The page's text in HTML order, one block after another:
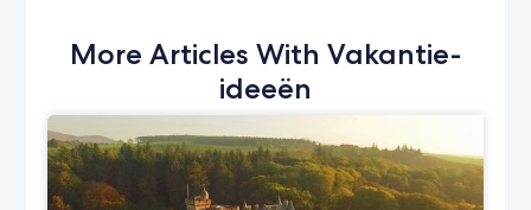
More Articles With Vakantie-
ideeën